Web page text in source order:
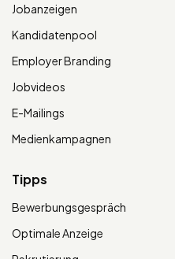
Jobanzeigen
Kandidatenpool
Employer Branding
Jobvideos
E-Mailings
Medienkampagnen
Tipps
Bewerbungsgespräch
Optimale Anzeige